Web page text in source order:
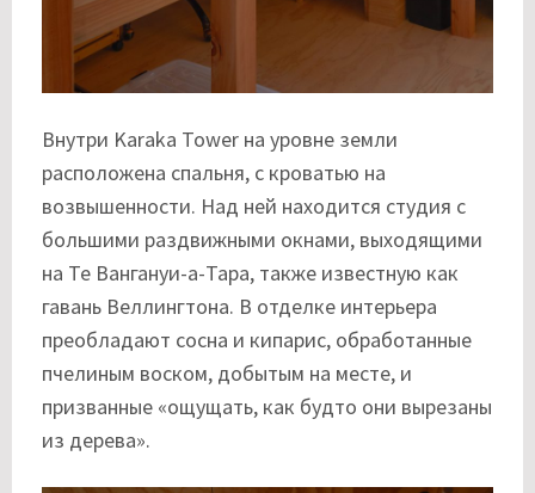
Внутри Karaka Tower на уровне земли
расположена спальня, с кроватью на
возвышенности. Над ней находится студия с
большими раздвижными окнами, выходящими
на Те Вангануи-а-Тара, также известную как
гавань Веллингтона. В отделке интерьера
преобладают сосна и кипарис, обработанные
пчелиным воском, добытым на месте, и
призванные «ощущать, как будто они вырезаны
из дерева».